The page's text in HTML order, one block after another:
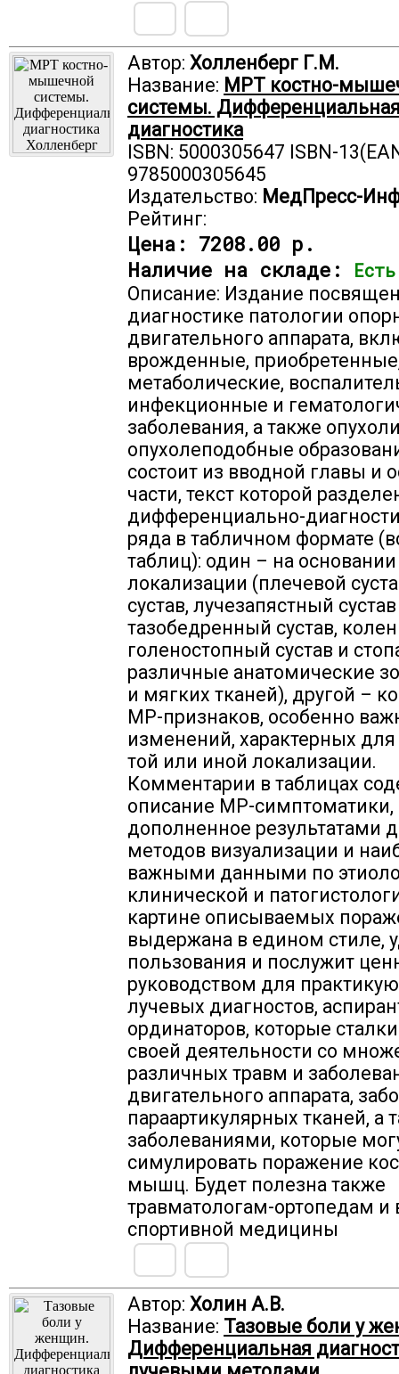
Автор: Холленберг Г.М.
Название: МРТ костно-
системы.
диагностика
ISBN: 5000305647 ISBN-
9785000305645
Издательство: МедПресс-
Рейтинг:
Цена: 7208.00 р.
Наличие на складе:
Есть
Описание: Издание
диагностике патологии
двигательного аппарата,
врожденные,
метаболические,
инфекционные и
заболевания, а также
опухолеподобные
состоит из вводной главы и
части, текст которой
дифференциально-
ряда в табличном формате
таблиц): один – на основании
локализации (плечевой
сустав, лучезапястный
тазобедренный сустав,
голеностопный сустав и
различные анатомические
и мягких тканей), другой –
МР-признаков, особенно
изменений, характерных
той или иной локализации.
Комментарии в таблицах
описание МР-симптоматики,
дополненное результатами
методов визуализации и
важными данными по
клинической и
картине описываемых
выдержана в едином стиле,
пользования и послужит
руководством для
лучевых диагностов,
ординаторов, которые
своей деятельности со
различных травм и
двигательного аппарата,
параартикулярных тканей, а
заболеваниями, которые
симулировать поражение
мышц. Будет полезна также
травматологам-ортопедам и
спортивной медицины
Автор: Холин А.В.
Название: Тазовые боли у
Дифференциальная